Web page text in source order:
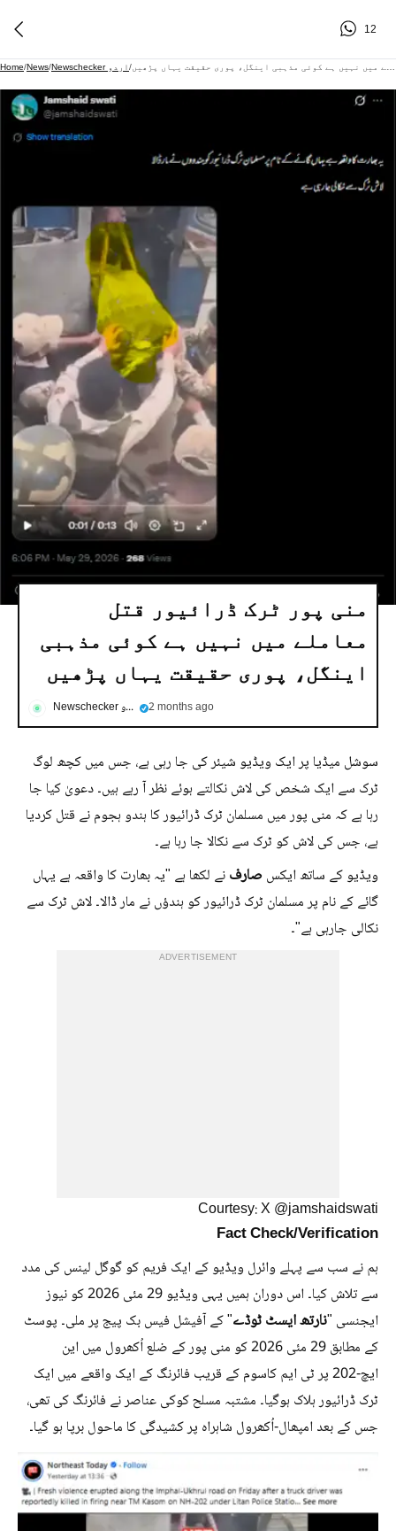
12
Home/News/ Newschecker اردو/
منی پور ٹرک ڈرائیور قتل
معاملے میں نہیں ہے کوئی مذہبی
اینگل، پوری حقیقت یہاں پڑھیں
Newschecker اردو 2 months ago
سوشل میڈیا پر ایک ویڈیو شیئر کی جا رہی ہے، جس میں کچھ لوگ
ٹرک سے ایک شخص کی لاش نکالتے ہوئے نظر آ رہے ہیں۔ دعویٰ کیا جا
رہا ہے کہ منی پور میں مسلمان ٹرک ڈرائیور کا ہندو ہجوم نے قتل کردیا
ہے، جس کی لاش کو ٹرک سے نکالا جا رہا ہے۔
ویڈیو کے ساتھ ایکسصارفنے لکھا ہے "یہ بھارت کا واقعہ ہے یہاں
گائے کے نام پر مسلمان ٹرک ڈرائیور کو ہندؤں نے مار ڈالا۔ لاش ٹرک سے
نکالی جارہی ہے"۔
ADVERTISEMENT
Courtesy: X @jamshaidswati
Fact Check/Verification
ہم نے سب سے پہلے وائرل ویڈیو کے ایک فریم کو گوگل لینس کی مدد
سے تلاش کیا۔ اس دوران ہمیں یہی ویڈیو 29 مئی 2026 کو نیوز
ایجنسی "نارتھ ایسٹ ٹوڈے" کے آفیشل فیس بک پیج پر ملی۔ پوسٹ
کے مطابق 29 مئی 2026 کو منی پور کے ضلع اُکھرول میں این
ایچ-202 پر ٹی ایم کاسوم کے قریب فائرنگ کے ایک واقعے میں ایک
ٹرک ڈرائیور ہلاک ہوگیا۔ مشتبہ مسلح کوکی عناصر نے فائرنگ کی تھی،
جس کے بعد امپھال-اُکھرول شاہراہ پر کشیدگی کا ماحول برپا ہو گیا۔